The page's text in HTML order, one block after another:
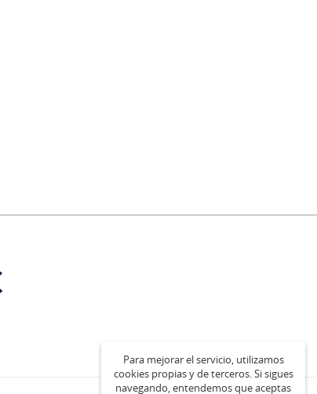
Para mejorar el servicio, utilizamos
cookies propias y de terceros. Si sigues
navegando, entendemos que aceptas